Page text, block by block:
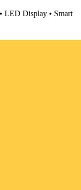
LED Display • Smart